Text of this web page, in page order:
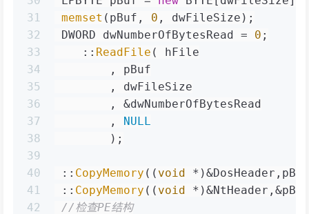
31
32
33
34
35
36
37
38
39
40
41
42
memset (pBuf, 0 , dwFileSize);
DWORD dwNumberOfBytesRead = 0 ;
    ::
ReadFile ( hFile
        , pBuf
        , dwFileSize
        , &dwNumberOfBytesRead
        ,
NULL
        );
:: CopyMemory (( void
:: CopyMemory (( void
//检查PE结构